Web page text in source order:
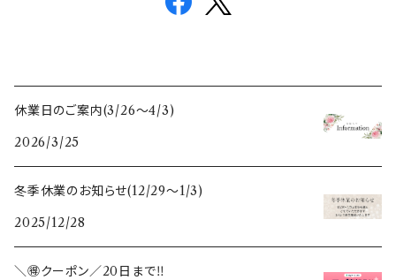
休業日のご案内(3/26〜4/3)
2026/3/25
冬季休業のお知らせ(12/29〜1/3)
2025/12/28
＼🉐クーポン／20日まで‼️